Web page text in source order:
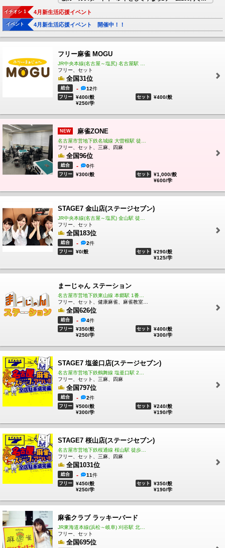
んで頂けます。
従来のルール（A）は13:00〜19:00
新ルール（B）は19:00〜24:00
での営業とさせて頂きます。
お気軽にお問い合わせ・ご来店下さい
2023年4月1日リニューアルオープン！！！
3人打ちあがり2翻フリー・貸卓が楽しく遊べるお店です♪
リニューアルオープン記念イベント開催中♪
大駐車場がございますので、お車でもお気軽にご来店くだ
さい！！
イチオシ 1 4月新生活応援イベント
イベント 4月新生活応援イベント 開催中！！
フリー麻雀 MOGU
フリー、セット
全国31位
総合 - 12件
フリー
¥400/般
¥250/学
セット ¥400/般
NEW 麻雀ZONE
フリー、セット、三麻、四麻
全国96位
総合 - 0件
フリー ¥300/般 セット
¥1,000/般
¥600/学
STAGE7 金山店(ステージセブン)
フリー、セット
全国183位
総合 - 2件
フリー ¥0/般 セット
¥290/般
¥125/学
まーじゃん ステーション
全国626位
総合 - 4件
フリー
¥350/般
¥250/学
セット
¥400/般
¥300/学
STAGE7 塩釜口店(ステージセブン)
フリー、セット、三麻、四麻
全国797位
総合 - 2件
フリー
¥500/般
¥300/学
セット
¥240/般
¥190/学
STAGE7 桜山店(ステージセブン)
フリー、セット、三麻、四麻
全国1031位
総合 - 11件
フリー
¥450/般
¥250/学
セット
¥350/般
¥190/学
麻雀クラブ ラッキーバード
フリー、セット
全国695位